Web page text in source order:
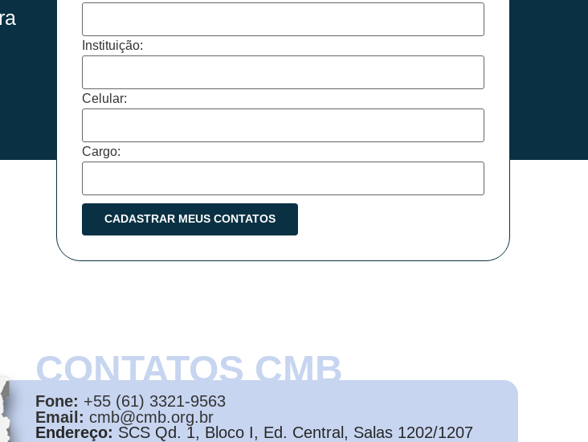
Instituição:
Celular:
Cargo:
CONTATOS CMB
Fone: +55 (61) 3321-9563
Email: cmb@cmb.org.br
Endereço: SCS Qd. 1, Bloco I, Ed. Central, Salas 1202/1207